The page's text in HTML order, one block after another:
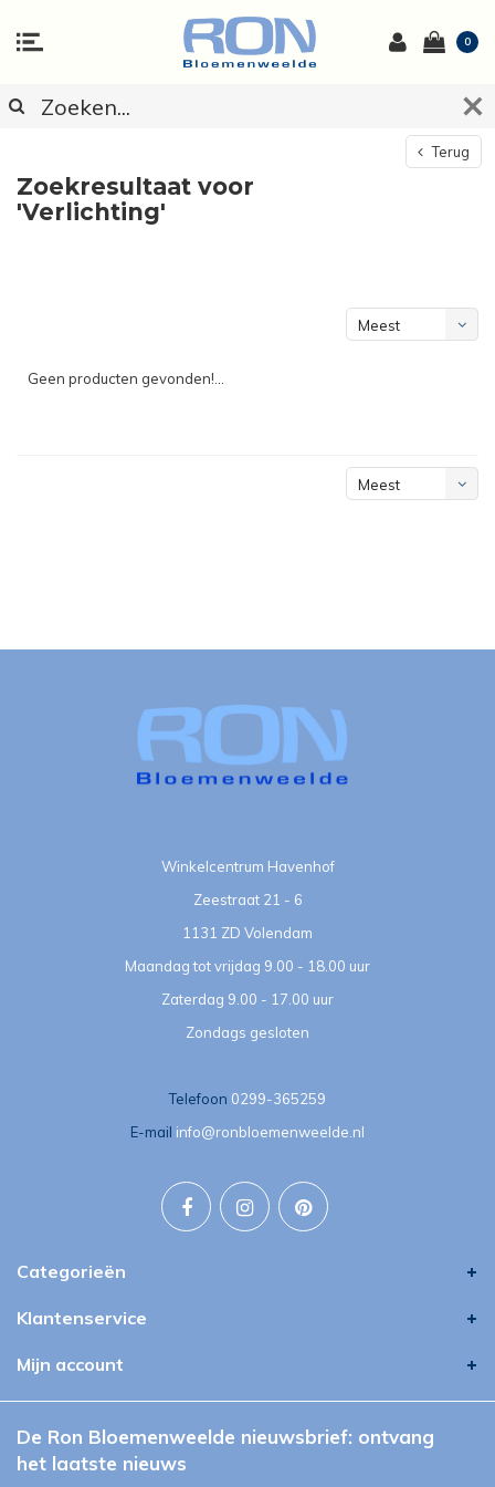
0
Terug
Zoekresultaat voor
'Verlichting'
Meest
Geen producten gevonden!...
Meest
Winkelcentrum Havenhof
Zeestraat 21 - 6
1131 ZD Volendam
Maandag tot vrijdag 9.00 - 18.00 uur
Zaterdag 9.00 - 17.00 uur
Zondags gesloten
Telefoon 0299-365259
E-mail info@ronbloemenweelde.nl
Categorieën
Klantenservice
Mijn account
De Ron Bloemenweelde nieuwsbrief: ontvang
het laatste nieuws